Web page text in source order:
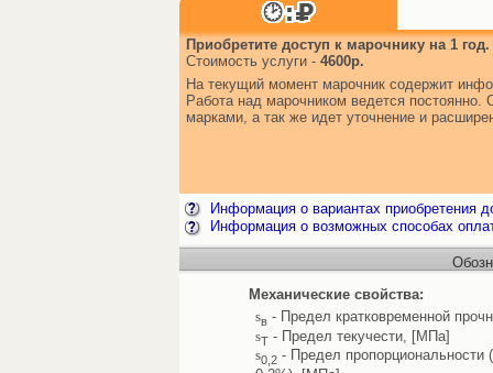
Приобретите доступ к марочнику на 1 год.
Стоимость услуги - 4600р.
На текущий момент марочник содержит
Работа над марочником ведется постоянно.
марками, а так же идет уточнение и
Информация о вариантах приобретения
Информация о возможных способах
Механические свойства:
sв - Предел кратковременной
sТ- Предел текучести, [МПа]
s0,2- Предел пропорциональности